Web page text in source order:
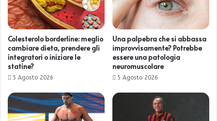
Colesterolo borderline: meglio
cambiare dieta, prendere gli
integratori o iniziare le
statine?
5 Agosto 2026
Una palpebra che si abbassa
improvvisamente? Potrebbe
essere una patologia
neuromuscolare
5 Agosto 2026